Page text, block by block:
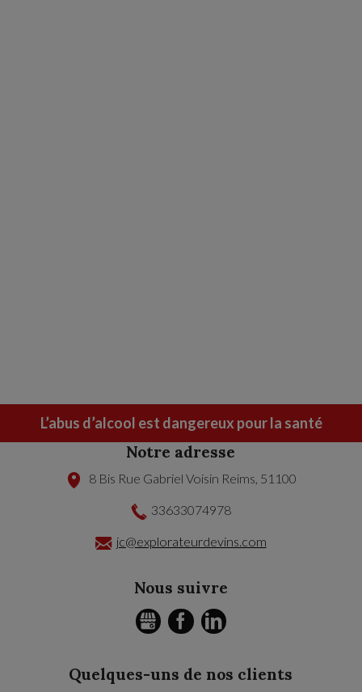
L’abus d’alcool est dangereux pour la santé
Notre adresse
8 Bis Rue Gabriel Voisin Reims, 51100
33633074978
jc@explorateurdevins.com
Nous suivre
GMB FACEBOOK
Quelques-uns de nos clients